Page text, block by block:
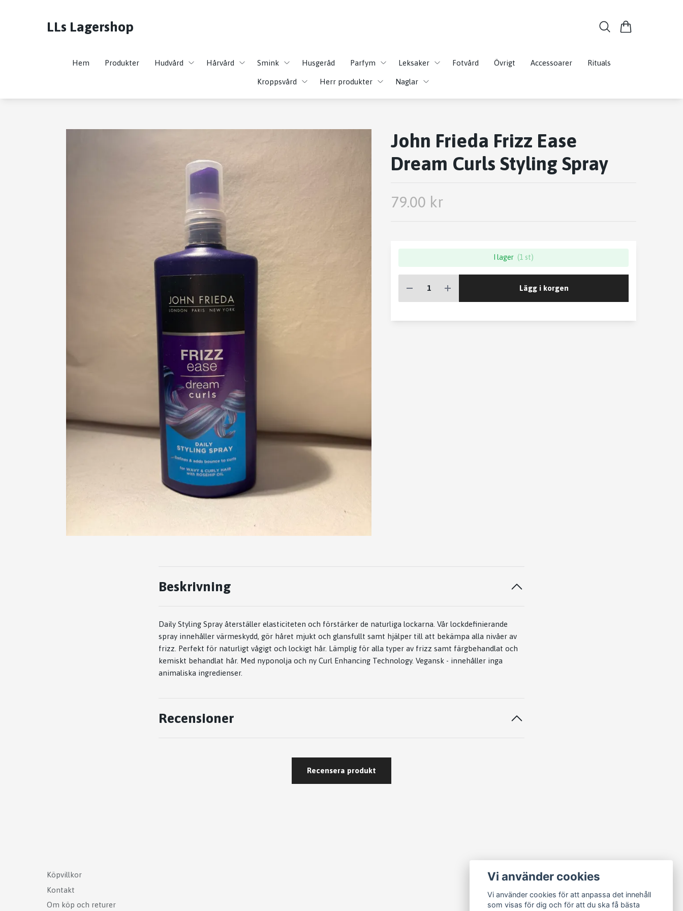
LLs Lagershop
Hem Produkter Hudvård Hårvård Smink Husgeråd Parfym Leksaker Fotvård Övrigt Accessoarer Rituals
Kroppsvård Herr produkter Naglar
John Frieda Frizz Ease
Dream Curls Styling Spray
79.00 kr
I lager (1 st)
Lägg i korgen
Beskrivning
Daily Styling Spray återställer elasticiteten och förstärker de naturliga lockarna. Vår lockdefinierande
spray innehåller värmeskydd, gör håret mjukt och glansfullt samt hjälper till att bekämpa alla nivåer av
frizz. Perfekt för naturligt vågigt och lockigt hår. Lämplig för alla typer av frizz samt färgbehandlat och
kemiskt behandlat hår. Med nyponolja och ny Curl Enhancing Technology. Vegansk - innehåller inga
animaliska ingredienser.
Recensioner
Recensera produkt
Köpvillkor
Kontakt
Om köp och returer
Vi använder cookies
Vi använder cookies för att anpassa det innehåll
som visas för dig och för att du ska få bästa